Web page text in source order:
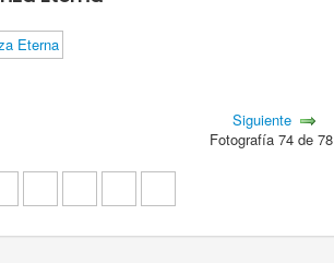
Siguiente
Fotografía 74 de 78